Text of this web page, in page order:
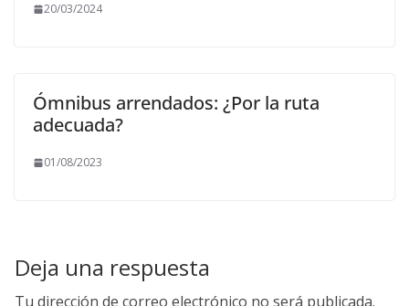
20/03/2024
Ómnibus arrendados: ¿Por la ruta
adecuada?
01/08/2023
Deja una respuesta
Tu dirección de correo electrónico no será publicada.